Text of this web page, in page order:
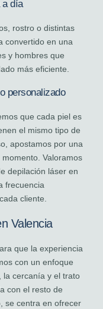
a día
rostro o distintas
convertido en una
y hombres que
más eficiente.
personalizado
que cada piel es
el mismo tipo de
apostamos por una
Valoramos
depilación láser en
frecuencia
cliente.
Valencia
que la experiencia
con un enfoque
la cercanía y el trato
con el resto de
se centra en ofrecer